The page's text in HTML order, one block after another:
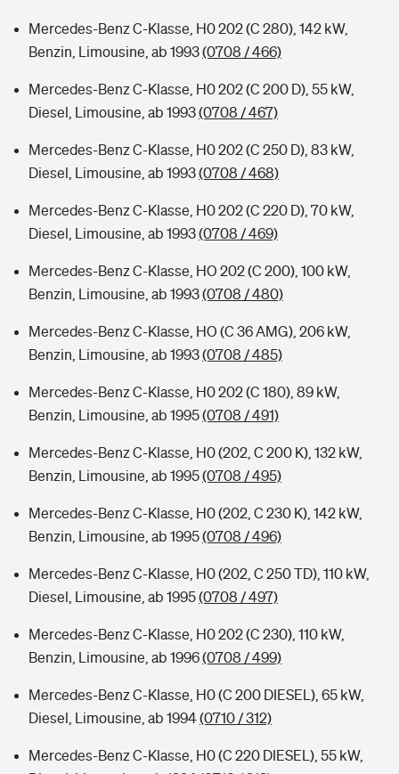
Typklassen: So ist Ihr Auto eingestuft
Sie haben Fragen?
Mercedes-Benz C-Klasse, H0 202 (C 280), 142 kW,
Benzin, Limousine, ab 1993(0708 / 466)
Mercedes-Benz C-Klasse, H0 202 (C 200 D), 55 kW,
Diesel, Limousine, ab 1993(0708 / 467)
Mercedes-Benz C-Klasse, H0 202 (C 250 D), 83 kW,
Diesel, Limousine, ab 1993(0708 / 468)
Mercedes-Benz C-Klasse, H0 202 (C 220 D), 70 kW,
Diesel, Limousine, ab 1993(0708 / 469)
Mercedes-Benz C-Klasse, HO 202 (C 200), 100 kW,
Benzin, Limousine, ab 1993(0708 / 480)
Mercedes-Benz C-Klasse, HO (C 36 AMG), 206 kW,
Benzin, Limousine, ab 1993(0708 / 485)
Mercedes-Benz C-Klasse, H0 202 (C 180), 89 kW,
Benzin, Limousine, ab 1995(0708 / 491)
Mercedes-Benz C-Klasse, H0 (202, C 200 K), 132 kW,
Benzin, Limousine, ab 1995(0708 / 495)
Mercedes-Benz C-Klasse, H0 (202, C 230 K), 142 kW,
Benzin, Limousine, ab 1995(0708 / 496)
Mercedes-Benz C-Klasse, H0 (202, C 250 TD), 110 kW,
Diesel, Limousine, ab 1995(0708 / 497)
Mercedes-Benz C-Klasse, H0 202 (C 230), 110 kW,
Benzin, Limousine, ab 1996(0708 / 499)
Mercedes-Benz C-Klasse, H0 (C 200 DIESEL), 65 kW,
Diesel, Limousine, ab 1994(0710 / 312)
Mercedes-Benz C-Klasse, H0 (C 220 DIESEL), 55 kW,